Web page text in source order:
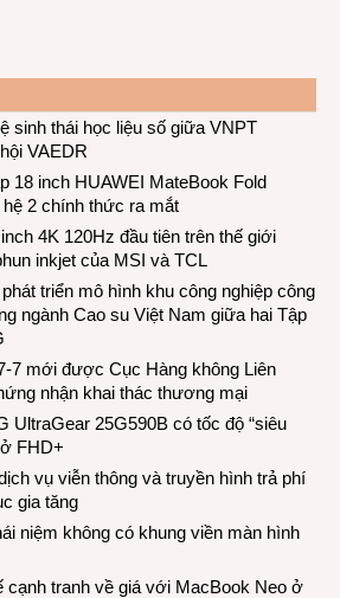
sinh thái học liệu số giữa VNPT
VAEDR
18 inch HUAWEI MateBook Fold
2 chính thức ra mắt
4K 120Hz đầu tiên trên thế giới
inkjet của MSI và TCL
triển mô hình khu công nghiệp công
ngành Cao su Việt Nam giữa hai Tập
7 mới được Cục Hàng không Liên
nhận khai thác thương mại
UltraGear 25G590B có tốc độ “siêu
FHD+
vụ viễn thông và truyền hình trả phí
gia tăng
niệm không có khung viền màn hình
cạnh tranh về giá với MacBook Neo ở